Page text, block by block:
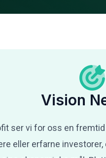
Vision
ser vi for oss en
eller erfarne